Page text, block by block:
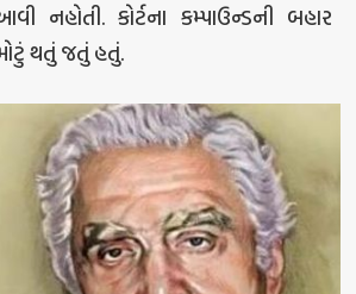
નહોતી. કોર્ટના કમ્પાઉન્ડની બહાર
થતું જતું હતું.